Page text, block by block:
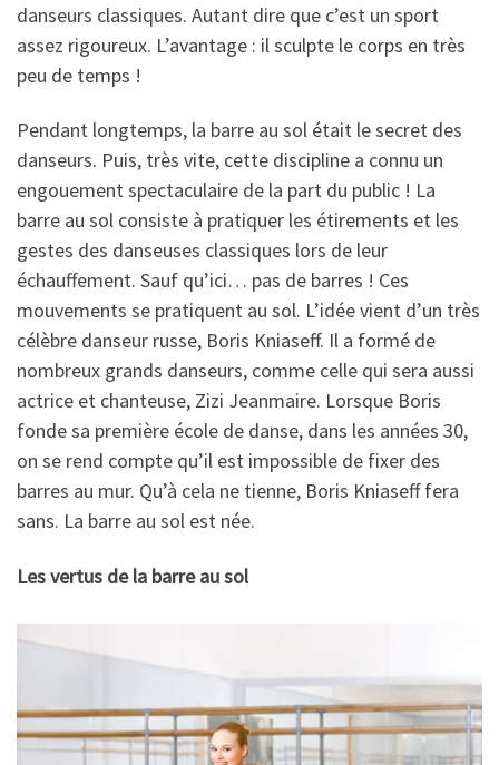
danseurs classiques. Autant dire que c’est un sport
assez rigoureux. L’avantage : il sculpte le corps en très
peu de temps !
Pendant longtemps, la barre au sol était le secret des
danseurs. Puis, très vite, cette discipline a connu un
engouement spectaculaire de la part du public ! La
barre au sol consiste à pratiquer les étirements et les
gestes des danseuses classiques lors de leur
échauffement. Sauf qu’ici… pas de barres ! Ces
mouvements se pratiquent au sol. L’idée vient d’un très
célèbre danseur russe, Boris Kniaseff. Il a formé de
nombreux grands danseurs, comme celle qui sera aussi
actrice et chanteuse, Zizi Jeanmaire. Lorsque Boris
fonde sa première école de danse, dans les années 30,
on se rend compte qu’il est impossible de fixer des
barres au mur. Qu’à cela ne tienne, Boris Kniaseff fera
sans. La barre au sol est née.
Les vertus de la barre au sol